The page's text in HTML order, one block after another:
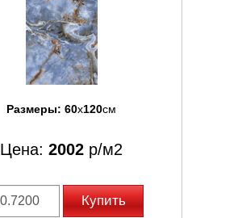
Размеры: 60x120см
Цена: 2002 р/м2
Купить